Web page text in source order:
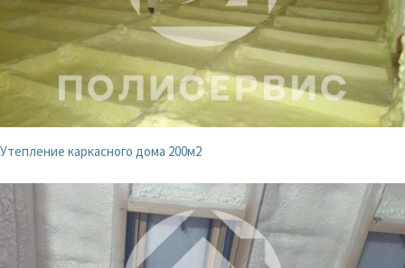
Утепление каркасного дома 200м2